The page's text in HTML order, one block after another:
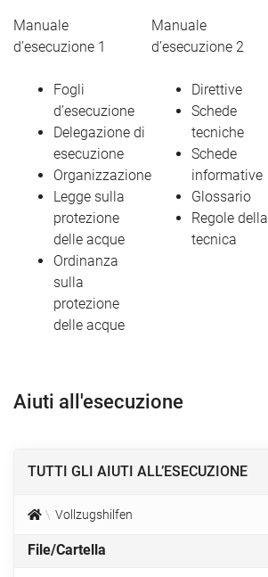
Manuale
d’esecuzione 1
Manuale
d’esecuzione 2
Fogli
d’esecuzione
Delegazione di
esecuzione
Organizzazione
Legge sulla
protezione
delle acque
Ordinanza
sulla
protezione
delle acque
Direttive
Schede
tecniche
Schede
informative
Glossario
Regole della
tecnica
Aiuti all'esecuzione
TUTTI GLI AIUTI ALL’ESECUZIONE
Vollzugshilfen
File/Cartella